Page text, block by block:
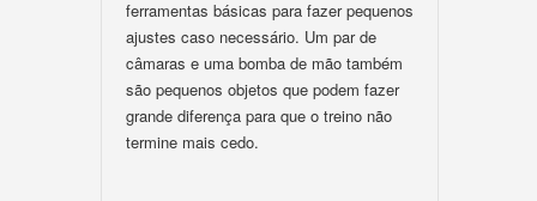
ferramentas básicas para fazer pequenos
ajustes caso necessário. Um par de
câmaras e uma bomba de mão também
são pequenos objetos que podem fazer
grande diferença para que o treino não
termine mais cedo.